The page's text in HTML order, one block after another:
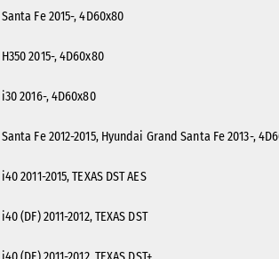
Fe 2015-, 4D60x80
2015-, 4D60x80
2016-, 4D60x80
Fe 2012-2015, Hyundai Grand Santa Fe 2013-,
2011-2015, TEXAS DST AES
(DF) 2011-2012, TEXAS DST